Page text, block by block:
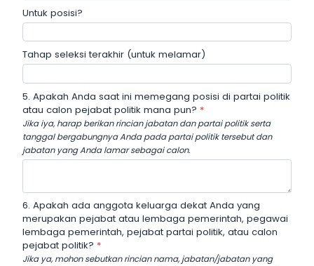
Untuk posisi?
Tahap seleksi terakhir (untuk melamar)
5. Apakah Anda saat ini memegang posisi di partai politik
atau calon pejabat politik mana pun? *
Jika iya, harap berikan rincian jabatan dan partai politik serta
tanggal bergabungnya Anda pada partai politik tersebut dan
jabatan yang Anda lamar sebagai calon.
6. Apakah ada anggota keluarga dekat Anda yang
merupakan pejabat atau lembaga pemerintah, pegawai
lembaga pemerintah, pejabat partai politik, atau calon
pejabat politik? *
Jika ya, mohon sebutkan rincian nama, jabatan/jabatan yang